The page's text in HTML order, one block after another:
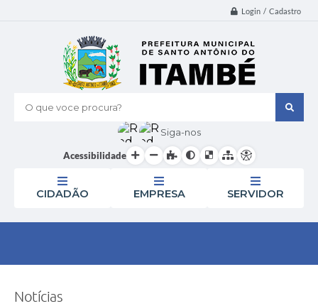
Login / Cadastro
O que voce procura?
Siga-nos
Acessibilidade
CIDADÃO EMPRESA SERVIDOR
Notícias